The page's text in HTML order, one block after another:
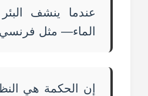
عندما ينشف
الماء— مثل فرنسي
إن الحكمة هي